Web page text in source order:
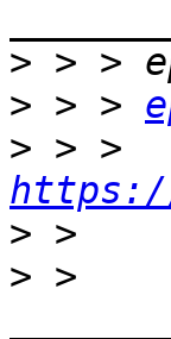
>
> > >
>
>
> >